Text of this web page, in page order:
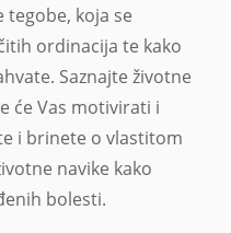
koja se
ordinacija te kako
Saznajte životne
će Vas motivirati i
i brinete o vlastitom
navike kako
bolesti.